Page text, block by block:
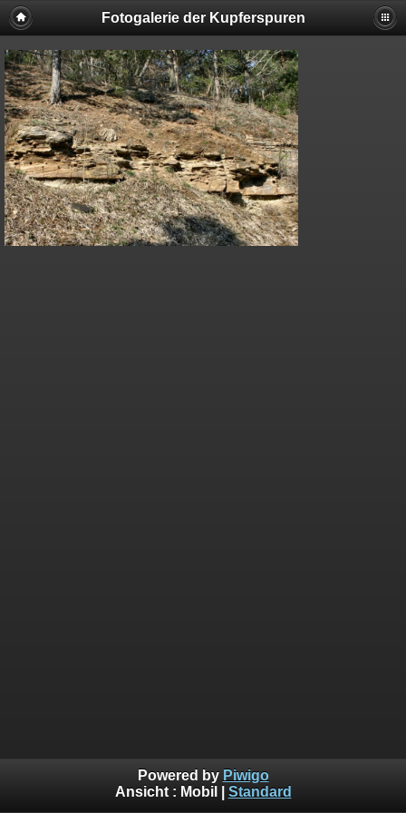
Fotogalerie der Kupferspuren
Powered by Piwigo
Ansicht : Mobil Standard